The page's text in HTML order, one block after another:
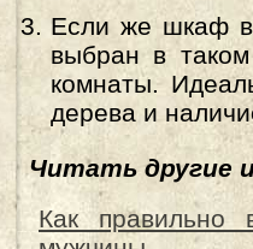
Если же шкаф
выбран в
комнаты.
дерева и
Читать другие
Как правильно